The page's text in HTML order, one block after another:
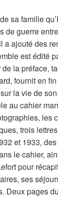
sa famille
de guerre
a ajouté des
est édité
la préface,
fournit en
la vie de
au cahier
les
trois
et 1933,
le cahier,
pour
ses
Deux pages